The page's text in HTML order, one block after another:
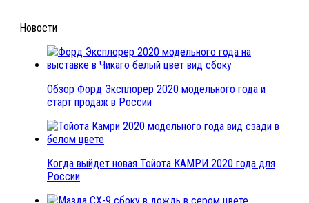
Новости
Обзор Форд Эксплорер 2020 модельного года и
старт продаж в России
Когда выйдет новая Тойота КАМРИ 2020 года для
России